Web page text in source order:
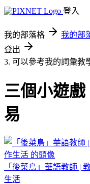
登入
我的部落格 我的部
登出
3. 可以參考我的詞彙教
三個小遊
易
「後菜鳥」華語教師 |
生活